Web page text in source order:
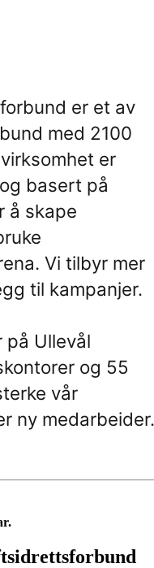
er et av
med 2100
er
basert på
å skape
Vi tilbyr mer
til kampanjer.
på Ullevål
og 55
vår
ny medarbeider.